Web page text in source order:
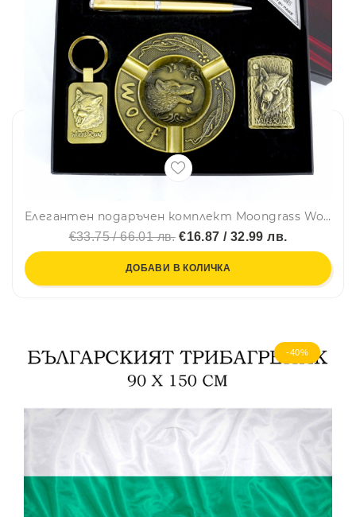
Елегантен подаръчен комплект Moongrass Wolf за мъж с метални пепелник, запалка, ключодържател и химикалка, бронзов цвят YJ6439
€33.75 / 66.01 лв.€16.87 / 32.99 лв.
ДОБАВИ В КОЛИЧКА
-40%